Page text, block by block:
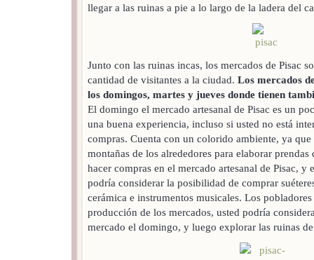
llegar a las ruinas a pie a lo largo de la ladera del
Junto con las ruinas incas, los mercados de Pisac
cantidad de visitantes a la ciudad. Los mercados
los domingos, martes y jueves donde tienen
El domingo el mercado artesanal de Pisac es un
una buena experiencia, incluso si usted no está
compras. Cuenta con un colorido ambiente, ya
montañas de los alrededores para elaborar
hacer compras en el mercado artesanal de Pisac, y
podría considerar la posibilidad de comprar
cerámica e instrumentos musicales. Los
producción de los mercados, usted podría
mercado el domingo, y luego explorar las ruinas